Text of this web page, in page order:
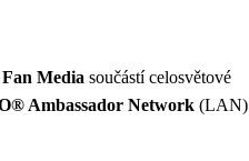
Media součástí celosvětové
Ambassador Network (LAN)